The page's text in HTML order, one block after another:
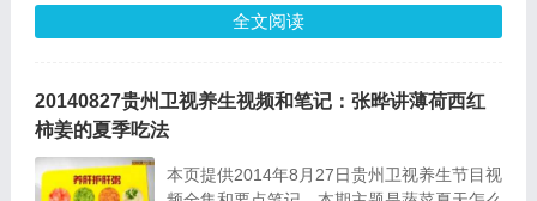
全文阅读
20140827贵州卫视养生视频和笔记：张晔讲薄荷西红
柿姜的夏季吃法
本页提供2014年8月27日贵州卫视养生节目视